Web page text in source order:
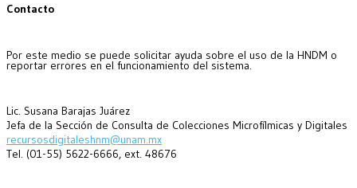
Contacto
Por este medio se puede solicitar ayuda sobre el uso de la HNDM o
reportar errores en el funcionamiento del sistema.
Lic. Susana Barajas Juárez
Jefa de la Sección de Consulta de Colecciones Microfílmicas y Digitales
recursosdigitaleshnm@unam.mx
Tel. (01-55) 5622-6666, ext. 48676